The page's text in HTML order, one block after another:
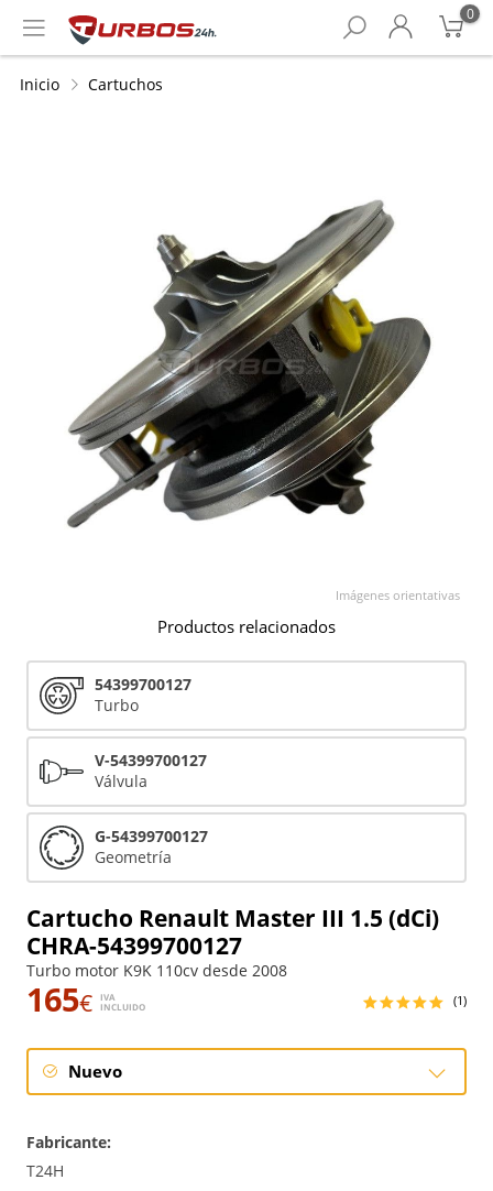
0
Inicio Cartuchos
Cartucho Renault Master III 1.5 (dCi)
CHRA-54399700127
Turbo motor K9K 110cv desde 2008
165€
IVA
INCLUIDO
(1)
Nuevo
Fabricante:
T24H
Imágenes orientativas
Productos relacionados
54399700127
Turbo
V-54399700127
Válvula
G-54399700127
Geometría